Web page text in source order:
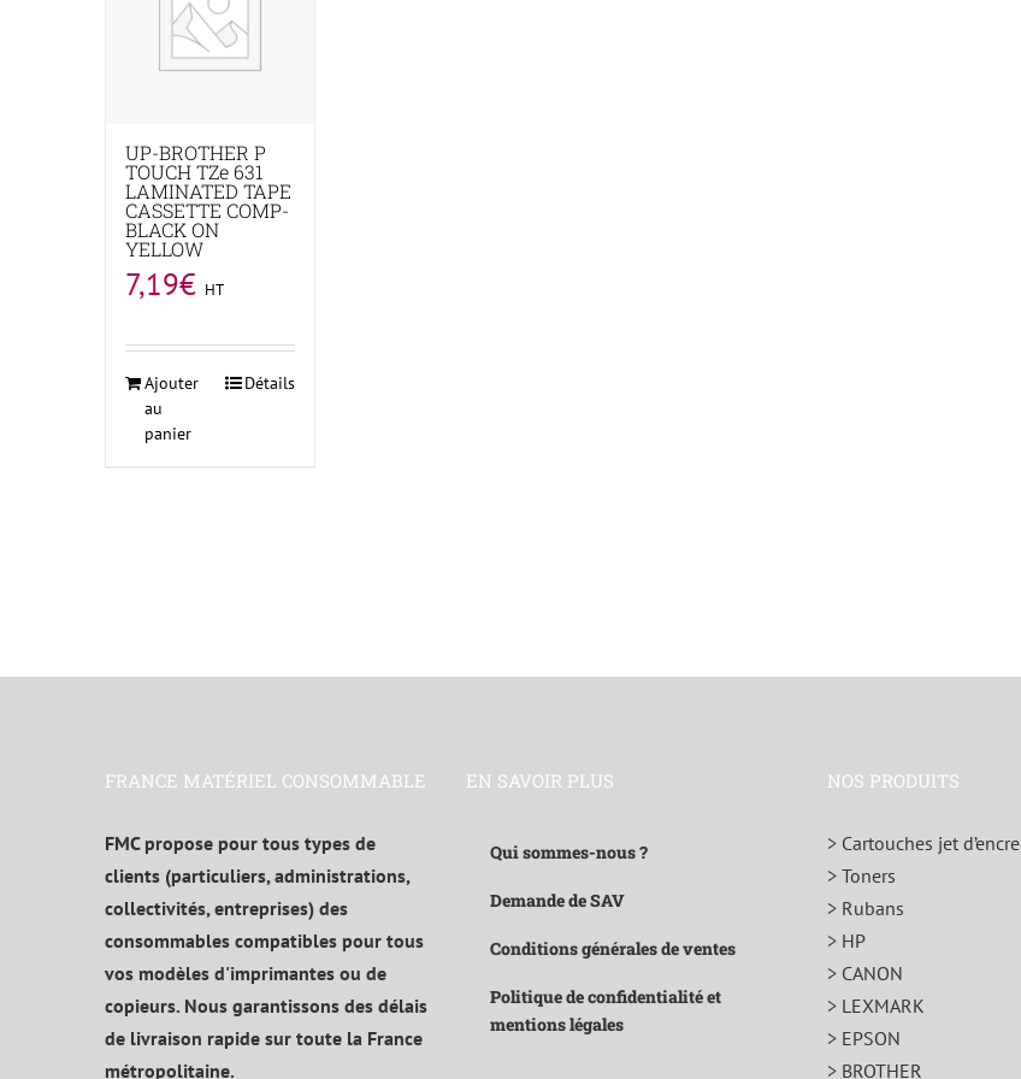
UP-BROTHER P
TOUCH TZe 631
LAMINATED TAPE
CASSETTE COMP-
BLACK ON
YELLOW
7,19€ HT
Ajouter
au
panier
Détails
FRANCE MATÉRIEL CONSOMMABLE
FMC propose pour tous types de
clients (particuliers, administrations,
collectivités, entreprises) des
consommables compatibles pour tous
vos modèles d'imprimantes ou de
copieurs. Nous garantissons des délais
de livraison rapide sur toute la France
métropolitaine.
EN SAVOIR PLUS
Qui sommes-nous ?
Demande de SAV
Conditions générales de ventes
Politique de confidentialité et
mentions légales
NOS PRODUITS
> Cartouches jet d’encre
> Toners
> Rubans
> HP
> CANON
> LEXMARK
> EPSON
> BROTHER